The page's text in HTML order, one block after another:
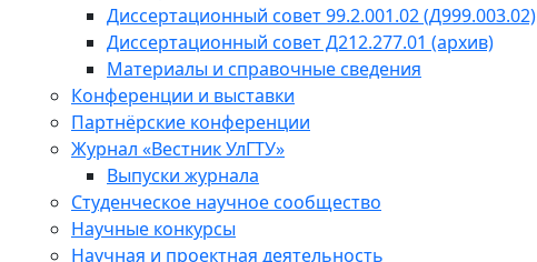
Диссертационный совет 99.2.001.02 (Д999.003.02)
Диссертационный совет Д212.277.01 (архив)
Материалы и справочные сведения
Конференции и выставки
Партнёрские конференции
Журнал «Вестник УлГТУ»
Выпуски журнала
Студенческое научное сообщество
Научные конкурсы
Научная и проектная деятельность